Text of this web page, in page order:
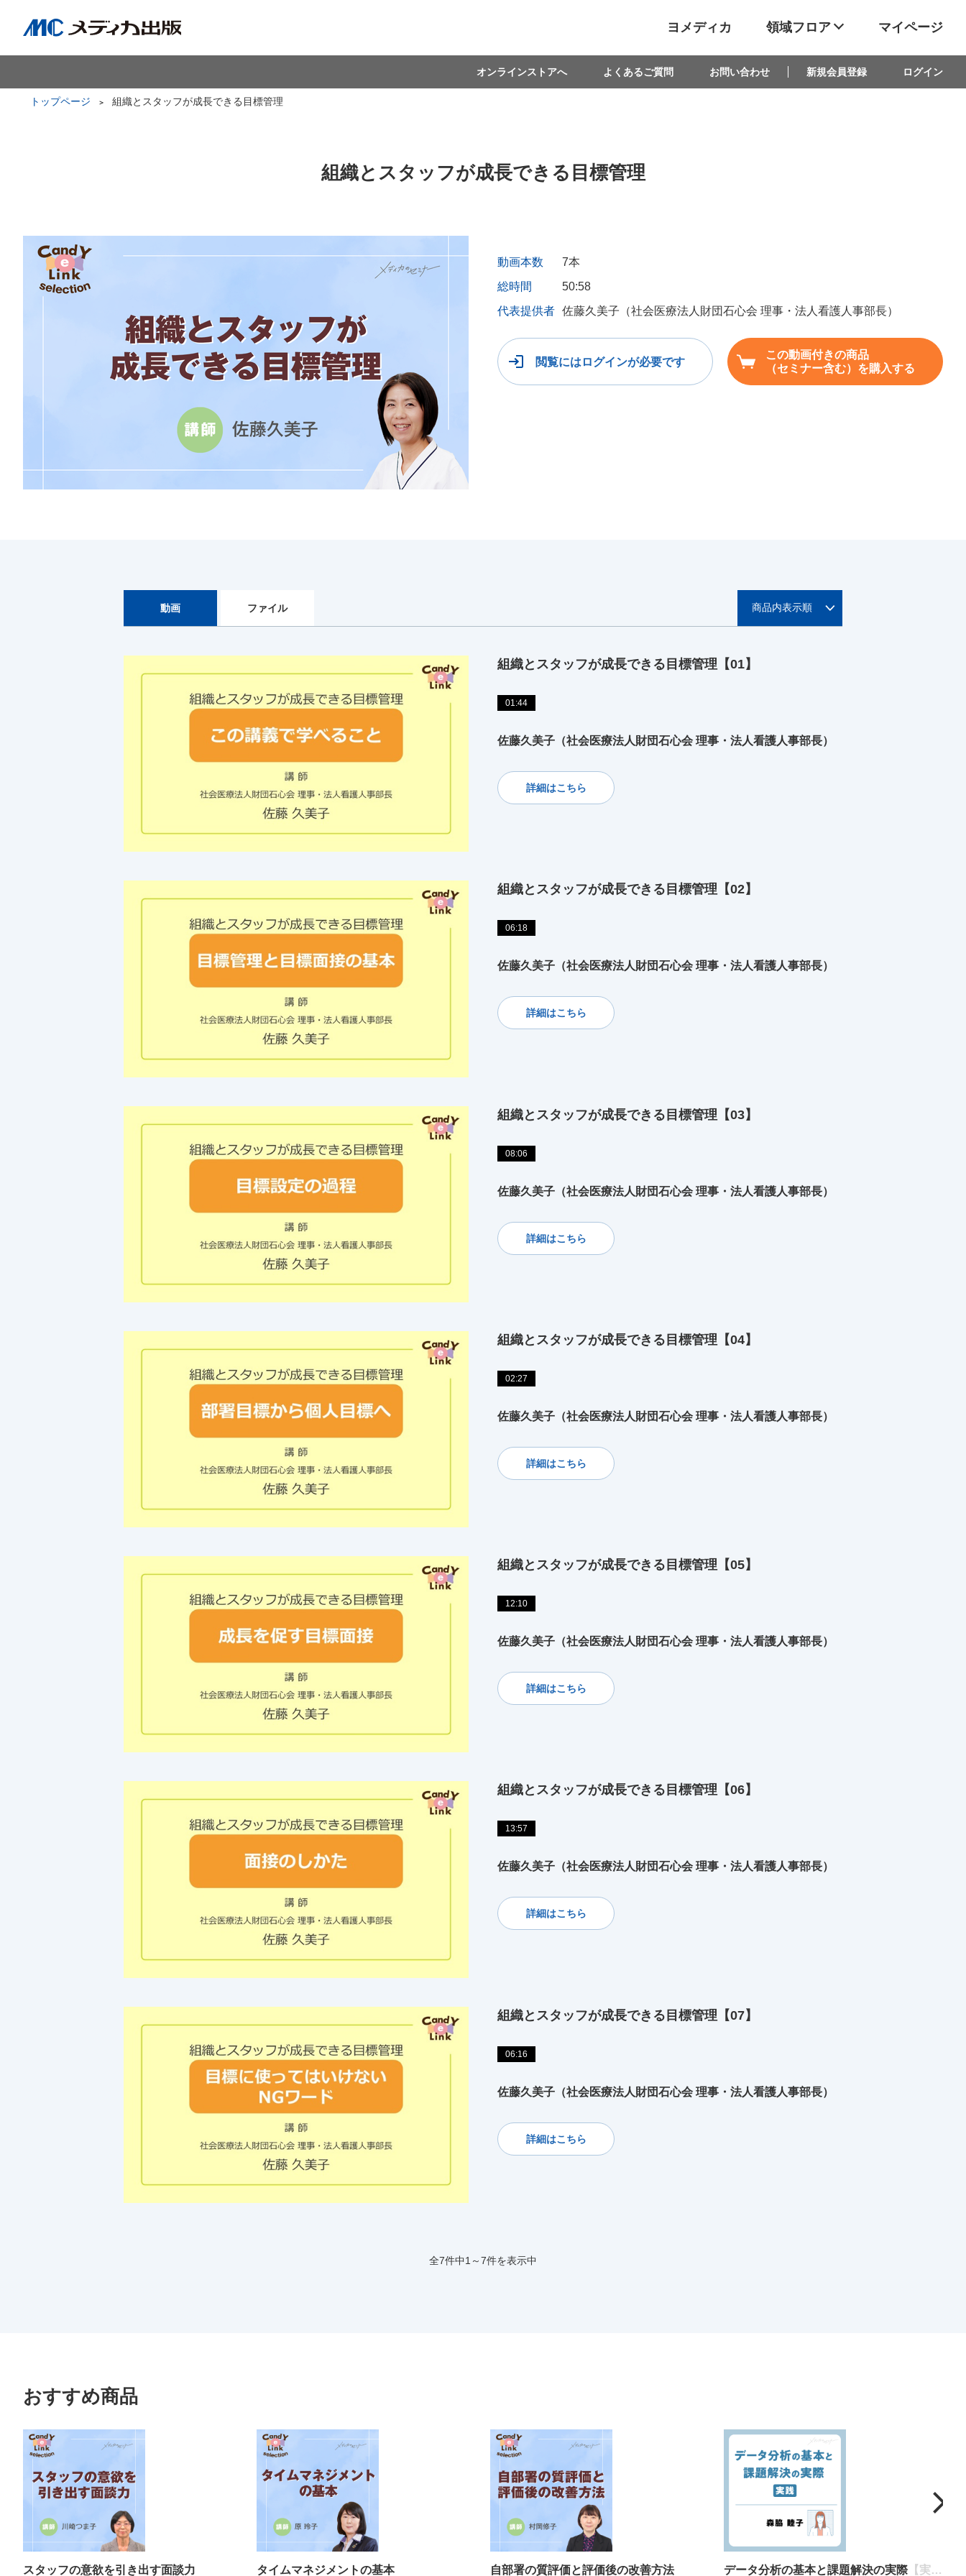
ヨメディカ 領域フロア マイページ
オンラインストアへ よくあるご質問 お問い合わせ 新規会員登録 ログイン
トップページ 組織とスタッフが成長できる目標管理
組織とスタッフが成長できる目標管理
動画本数
7本
総時間
50:58
代表提供者 佐藤久美子（社会医療法人財団石心会 理事・法人看護人事部長）
閲覧にはログインが必要です
この動画付きの商品
（セミナー含む）を購入する
動画 ファイル
組織とスタッフが成長できる目標管理【01】
01:44
佐藤久美子（社会医療法人財団石心会 理事・法人看護人事部長）
詳細はこちら
組織とスタッフが成長できる目標管理【02】
06:18
佐藤久美子（社会医療法人財団石心会 理事・法人看護人事部長）
詳細はこちら
組織とスタッフが成長できる目標管理【03】
08:06
佐藤久美子（社会医療法人財団石心会 理事・法人看護人事部長）
詳細はこちら
組織とスタッフが成長できる目標管理【04】
02:27
佐藤久美子（社会医療法人財団石心会 理事・法人看護人事部長）
詳細はこちら
組織とスタッフが成長できる目標管理【05】
12:10
佐藤久美子（社会医療法人財団石心会 理事・法人看護人事部長）
詳細はこちら
組織とスタッフが成長できる目標管理【06】
13:57
佐藤久美子（社会医療法人財団石心会 理事・法人看護人事部長）
詳細はこちら
組織とスタッフが成長できる目標管理【07】
06:16
佐藤久美子（社会医療法人財団石心会 理事・法人看護人事部長）
詳細はこちら
全7件中1～7件を表示中
おすすめ商品
スタッフの意欲を引き出す面談力 タイムマネジメントの基本 自部署の質評価と評価後の改善方法 データ分析の基本と課題解決の実際【実践】